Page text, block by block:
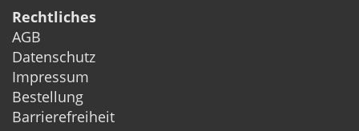
Rechtliches
AGB
Datenschutz
Impressum
Bestellung
Barrierefreiheit